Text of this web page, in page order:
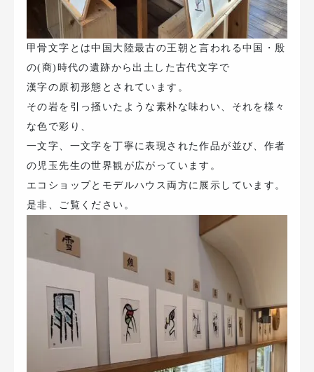
甲骨文字とは中国大陸最古の王朝と言われる中国・殷
の(商)時代の遺跡から出土した古代文字で
漢字の原初形態とされています。
その岩を引っ掻いたような素朴な味わい、それを様々
な色で彩り、
一文字、一文字を丁寧に表現された作品が並び、作者
の児玉先生の世界観が広がっています。
エコショップとモデルハウス両方に展示しています。
是非、ご覧ください。